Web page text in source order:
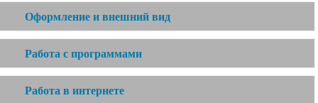
Оформление и внешний вид
Работа с программами
Работа в интернете